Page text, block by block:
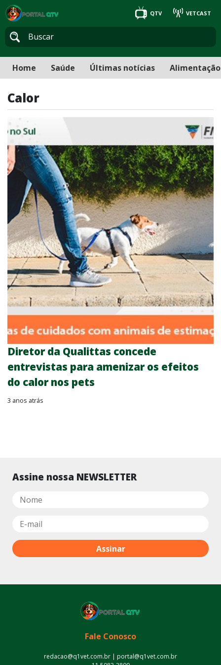
QTV VETCAST
Home Saúde Últimas notícias Alimentação
Calor
Diretor da Qualittas concede
entrevistas para amenizar os efeitos
do calor nos pets
3 anos atrás
Assine nossa NEWSLETTER
Fale Conosco
redacao@q1vet.com.br | portal@q1vet.com.br